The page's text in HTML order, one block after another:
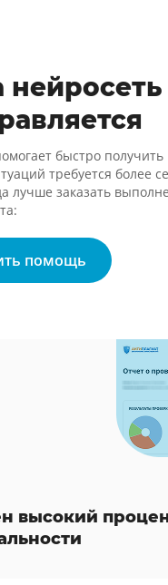
нейросеть
быстро
требуется более
лучше заказать
помощь
высокий